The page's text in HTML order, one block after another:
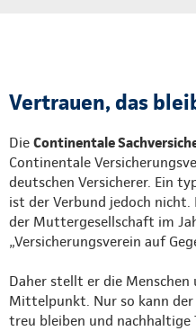
Vertrauen, das
Die Continentale
Continentale
deutschen Versicherer. Ein
ist der Verbund jedoch
der Muttergesellschaft im
„Versicherungsverein auf
Daher stellt er die Menschen
Mittelpunkt. Nur so kann der
treu bleiben und nachhaltige